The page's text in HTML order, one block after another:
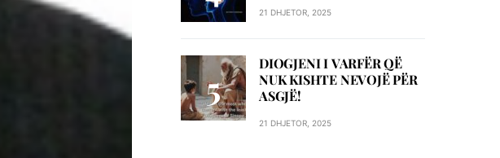
21 DHJETOR, 2025
DIOGJENI I VARFËR QË
NUK KISHTE NEVOJË PËR
ASGJË!
21 DHJETOR, 2025